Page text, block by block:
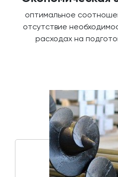
оптимальное
отсутствие
расходах на